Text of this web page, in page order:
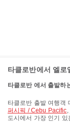
타클로반에서 엘
타클로반 에서 출발하
타클로반 출발 여행객
퍼시픽 / Cebu Pacific,
도시에서 가장 인기